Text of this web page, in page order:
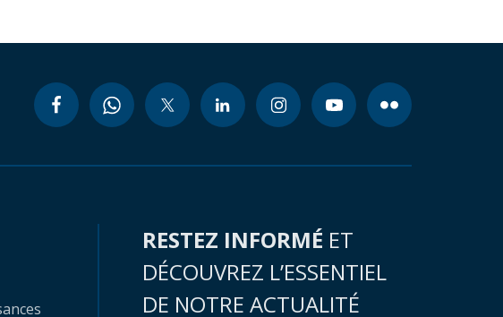
RESTEZ INFORMÉ ET
DÉCOUVREZ L’ESSENTIEL
DE NOTRE ACTUALITÉ